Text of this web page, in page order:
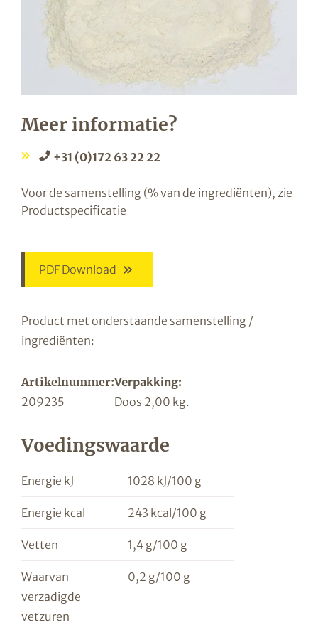
Meer informatie?
+31 (0)172 63 22 22
Voor de samenstelling (% van de ingrediënten), zie
Productspecificatie
PDF Download
Product met onderstaande samenstelling /
ingrediënten:
Artikelnummer:Verpakking:
209235
Doos 2,00 kg.
Voedingswaarde
Energie kJ 1028 kJ/100 g
Energie kcal 243 kcal/100 g
Vetten 1,4 g/100 g
Waarvan
verzadigde
vetzuren
0,2 g/100 g